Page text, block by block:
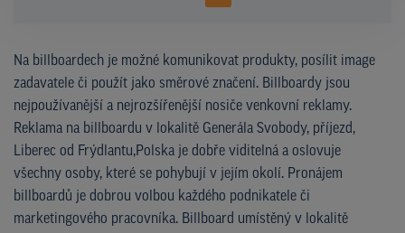
Na billboardech je možné komunikovat produkty, posílit image
zadavatele či použít jako směrové značení. Billboardy jsou
nejpoužívanější a nejrozšířenější nosiče venkovní reklamy.
Reklama na billboardu v lokalitě Generála Svobody, příjezd,
Liberec od Frýdlantu,Polska je dobře viditelná a oslovuje
všechny osoby, které se pohybují v jejím okolí. Pronájem
billboardů je dobrou volbou každého podnikatele či
marketingového pracovníka. Billboard umístěný v lokalitě